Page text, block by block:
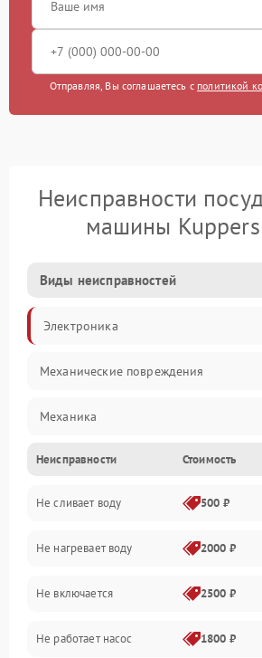
Отправляя, Вы соглашаетесь с политикой
Неисправности
машины
Виды неисправностей
Электроника
Механические повреждения
Механика
Управление
Электропитание
Датчики
Нагрев
Вода
Неисправности Стоимость
Не сливает воду 500 ₽
Не нагревает воду 2000 ₽
Не включается 2500 ₽
Не работает насос 1800 ₽